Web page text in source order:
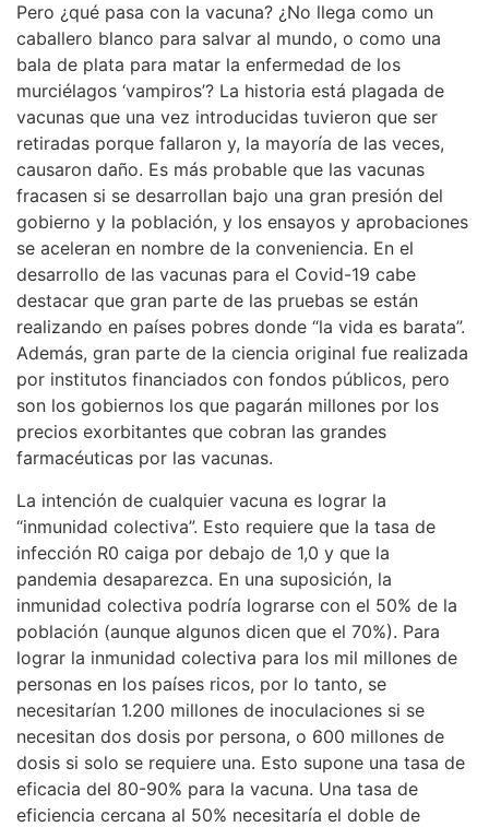
Pero ¿qué pasa con la vacuna? ¿No llega como un
caballero blanco para salvar al mundo, o como una
bala de plata para matar la enfermedad de los
murciélagos ‘vampiros’? La historia está plagada de
vacunas que una vez introducidas tuvieron que ser
retiradas porque fallaron y, la mayoría de las veces,
causaron daño. Es más probable que las vacunas
fracasen si se desarrollan bajo una gran presión del
gobierno y la población, y los ensayos y aprobaciones
se aceleran en nombre de la conveniencia. En el
desarrollo de las vacunas para el Covid-19 cabe
destacar que gran parte de las pruebas se están
realizando en países pobres donde “la vida es barata”.
Además, gran parte de la ciencia original fue realizada
por institutos financiados con fondos públicos, pero
son los gobiernos los que pagarán millones por los
precios exorbitantes que cobran las grandes
farmacéuticas por las vacunas.
La intención de cualquier vacuna es lograr la
“inmunidad colectiva”. Esto requiere que la tasa de
infección R0 caiga por debajo de 1,0 y que la
pandemia desaparezca. En una suposición, la
inmunidad colectiva podría lograrse con el 50% de la
población (aunque algunos dicen que el 70%). Para
lograr la inmunidad colectiva para los mil millones de
personas en los países ricos, por lo tanto, se
necesitarían 1.200 millones de inoculaciones si se
necesitan dos dosis por persona, o 600 millones de
dosis si solo se requiere una. Esto supone una tasa de
eficacia del 80-90% para la vacuna. Una tasa de
eficiencia cercana al 50% necesitaría el doble de